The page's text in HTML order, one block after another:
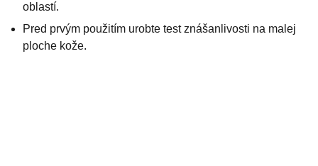
oblastí.
Pred prvým použitím urobte test znášanlivosti na malej
ploche kože.